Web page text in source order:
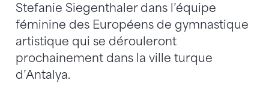
Stefanie Siegenthaler dans l’équipe
féminine des Européens de gymnastique
artistique qui se dérouleront
prochainement dans la ville turque
d’Antalya.